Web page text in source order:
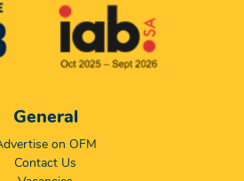
General
on OFM
Contact Us